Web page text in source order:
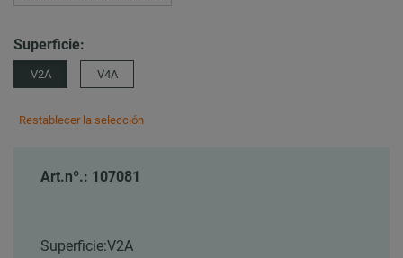
Superficie:
V2A V4A
Restablecer la selección
Art.nº.: 107081
Superficie:V2A